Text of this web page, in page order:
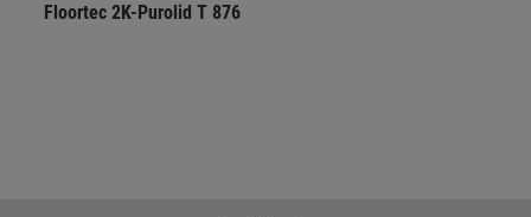
Floortec 2K-Purolid T 876